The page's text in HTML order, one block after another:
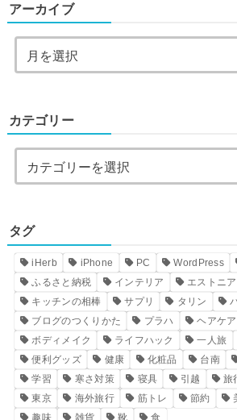
アーカイブ
カテゴリー
タグ
iHerb iPhone PC WordPress
ふるさと納税
インテリア エストニア
キッチンの相棒
サプリ タリン
ブログのつくりかた
プラハ ヘアケア
ボディメイク
ライフハック 一人旅
便利グッズ
健康 化粧品 台南
学習
寒さ対策 寝具 引越 旅
東京
海外旅行 筋トレ 節約